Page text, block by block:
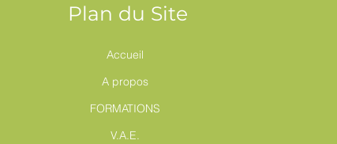
Plan du Site
Accueil
A propos
FORMATIONS
V.A.E.